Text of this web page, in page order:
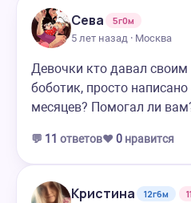
Сева
5г0м
5 лет назад · Москва
Девочки кто давал
боботик, просто
месяцев? Помогал ли
💬 11 ответов❤️ 0 нравится
Кристина 12г6м